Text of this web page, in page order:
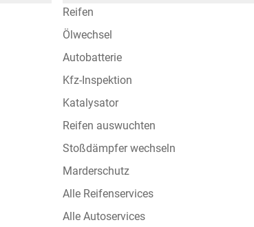
Reifen
Ölwechsel
Autobatterie
Kfz-Inspektion
Katalysator
Reifen auswuchten
Stoßdämpfer wechseln
Marderschutz
Alle Reifenservices
Alle Autoservices